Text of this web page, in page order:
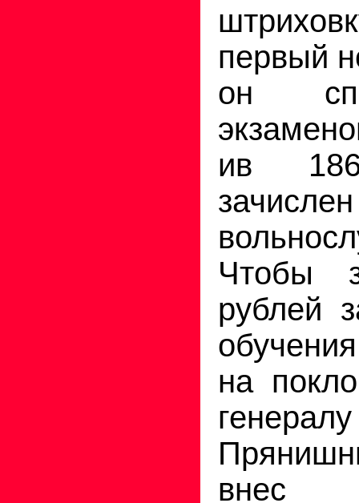
первый
он
ив
зачислен
Чтобы
рублей
на
генералу
внес